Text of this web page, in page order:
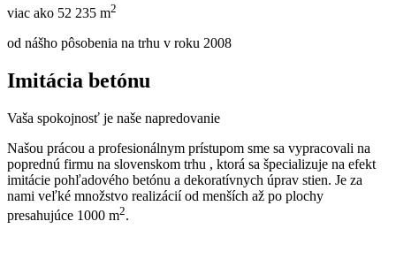
viac ako 52 235 m2
od nášho pôsobenia na trhu v roku 2008
Imitácia betónu
Vaša spokojnosť je naše napredovanie
Našou prácou a profesionálnym prístupom sme sa vypracovali na
poprednú firmu na slovenskom trhu , ktorá sa špecializuje na efekt
imitácie pohľadového betónu a dekoratívnych úprav stien. Je za
nami veľké množstvo realizácií od menších až po plochy
presahujúce 1000 m2.